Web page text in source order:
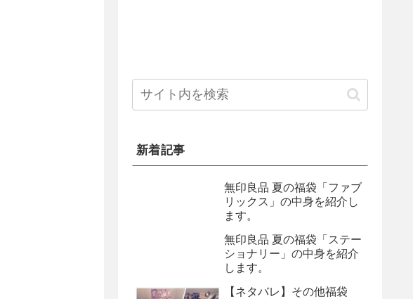
新着記事
無印良品 夏の福袋「ファブ
リックス」の中身を紹介し
ます。
無印良品 夏の福袋「ステー
ショナリー」の中身を紹介
します。
【ネタバレ】その他福袋